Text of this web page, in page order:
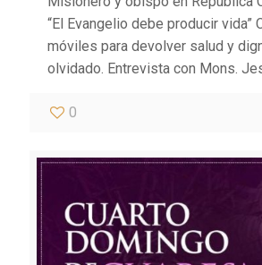
“El Evangelio debe producir vida”
móviles para devolver salud y
olvidado. Entrevista con Mons.
0